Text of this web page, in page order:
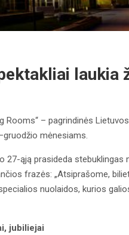
laukia
Rooms“ – pagrindinės
mėnesiams.
ąją prasideda stebuklingas
frazės: „Atsiprašome,
nuolaidos, kurios
jubiliejai